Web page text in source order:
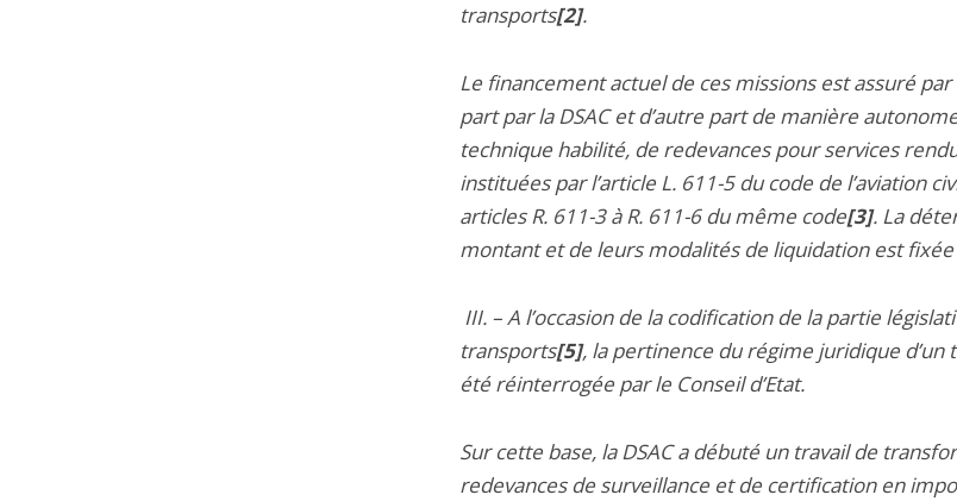
transports[2].
Le financement actuel de ces missions est assuré par
part par la DSAC et d’autre part de manière
technique habilité, de redevances pour services
instituées par l’article L. 611-5 du code de l’aviation
articles R. 611-3 à R. 611-6 du même code[3]. La
montant et de leurs modalités de liquidation est
III. – A l’occasion de la codification de la partie
transports[5], la pertinence du régime juridique d’un
été réinterrogée par le Conseil d’Etat.
Sur cette base, la DSAC a débuté un travail de
redevances de surveillance et de certification en